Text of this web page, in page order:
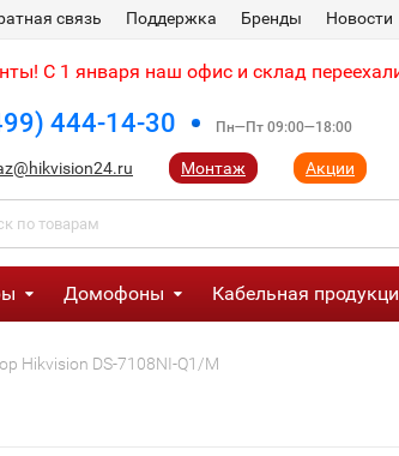
связь Поддержка Бренды Новости
С 1 января наш офис и склад
444-14-30 Пн—Пт 09:00—18:00
Монтаж Акции
Домофоны Кабельная
Hikvision DS-7108NI-Q1/M